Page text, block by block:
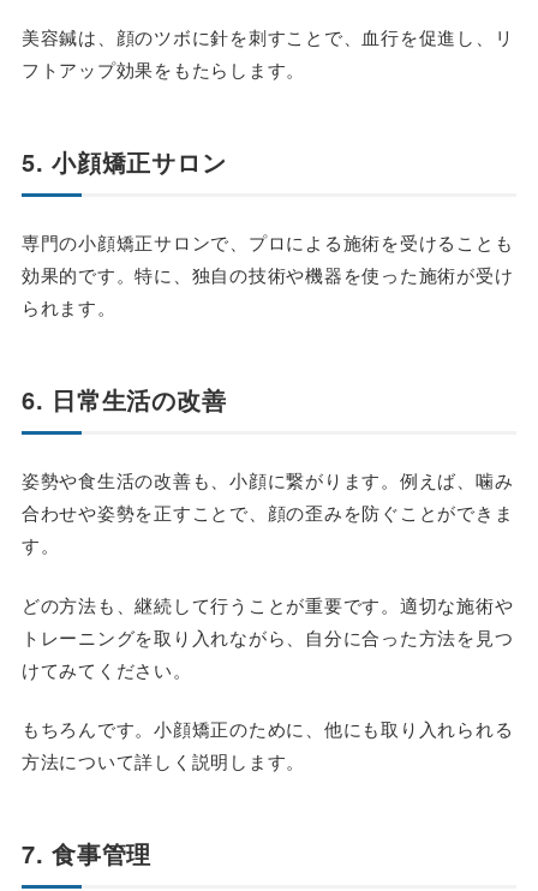
美容鍼は、顔のツボに針を刺すことで、血行を促進し、リ
フトアップ効果をもたらします。
5. 小顔矯正サロン
専門の小顔矯正サロンで、プロによる施術を受けることも
効果的です。特に、独自の技術や機器を使った施術が受け
られます。
6. 日常生活の改善
姿勢や食生活の改善も、小顔に繋がります。例えば、噛み
合わせや姿勢を正すことで、顔の歪みを防ぐことができま
す。
どの方法も、継続して行うことが重要です。適切な施術や
トレーニングを取り入れながら、自分に合った方法を見つ
けてみてください。
もちろんです。小顔矯正のために、他にも取り入れられる
方法について詳しく説明します。
7. 食事管理